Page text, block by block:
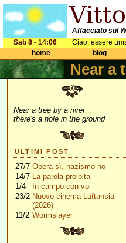
Affacciato sul
Sab 8 - 14:06
Ciao, essere
home
blog
Near a
Near a tree by a river
there's a hole in the ground
ULTIMI POST
27/7 Opera sì, nazismo no
14/7 La parola proibita
1/4
In campo con voi
23/2 Nuovo cinema Luftansia
(2026)
11/2 Wormslayer